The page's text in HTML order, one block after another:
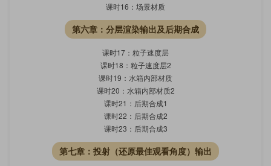
课时16：场景材质
第六章：分层渲染输出及后期合成
课时17：粒子速度层
课时18：粒子速度层2
课时19：水箱内部材质
课时20：水箱内部材质2
课时21：后期合成1
课时22：后期合成2
课时23：后期合成3
第七章：投射（还原最佳观看角度）输出